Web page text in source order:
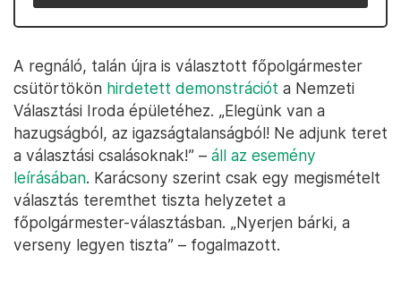
A regnáló, talán újra is választott főpolgármester
csütörtökön hirdetett demonstrációt a Nemzeti
Választási Iroda épületéhez. „Elegünk van a
hazugságból, az igazságtalanságból! Ne adjunk teret
a választási csalásoknak!” – áll az esemény
leírásában. Karácsony szerint csak egy megismételt
választás teremthet tiszta helyzetet a
főpolgármester-választásban. „Nyerjen bárki, a
verseny legyen tiszta” – fogalmazott.